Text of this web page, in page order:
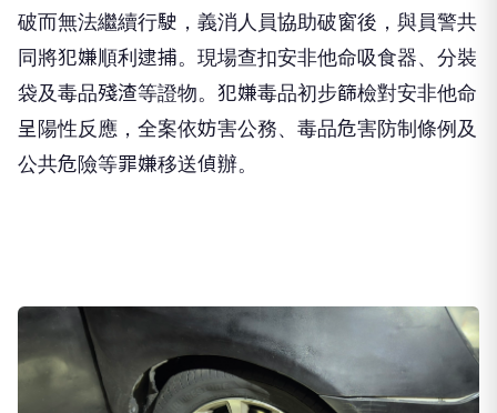
破而無法繼續行駛，義消人員協助破窗後，與員警共
同將犯嫌順利逮捕。現場查扣安非他命吸食器、分裝
袋及毒品殘渣等證物。犯嫌毒品初步篩檢對安非他命
呈陽性反應，全案依妨害公務、毒品危害防制條例及
公共危險等罪嫌移送偵辦。